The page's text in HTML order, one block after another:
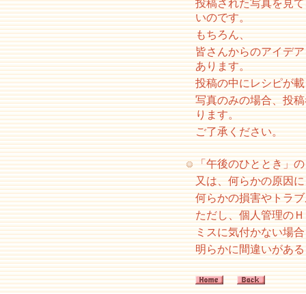
投稿された写真を見
いのです。
もちろん、
皆さんからのアイデ
あります。
投稿の中にレシピが
写真のみの場合、投
ります。
ご了承ください。
「午後のひととき」
又は、何らかの原因
何らかの損害やトラ
ただし、個人管理の
ミスに気付かない場
明らかに間違いがあ